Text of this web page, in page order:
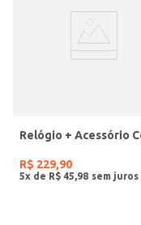
R$ 229,90
5x de R$ 45 98